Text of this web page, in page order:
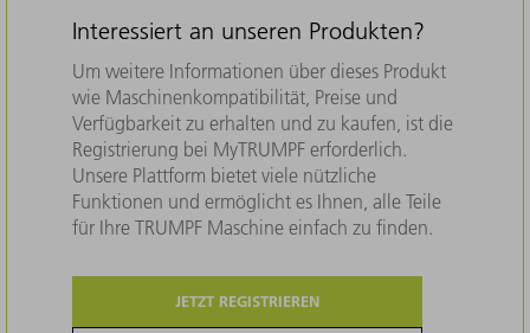
Interessiert an unseren Produkten?
Um weitere Informationen über dieses Produkt
wie Maschinenkompatibilität, Preise und
Verfügbarkeit zu erhalten und zu kaufen, ist die
Registrierung bei MyTRUMPF erforderlich.
Unsere Plattform bietet viele nützliche
Funktionen und ermöglicht es Ihnen, alle Teile
für Ihre TRUMPF Maschine einfach zu finden.
JETZT REGISTRIEREN